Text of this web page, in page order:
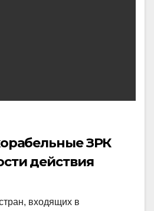
ЗРК
действия
входящих в